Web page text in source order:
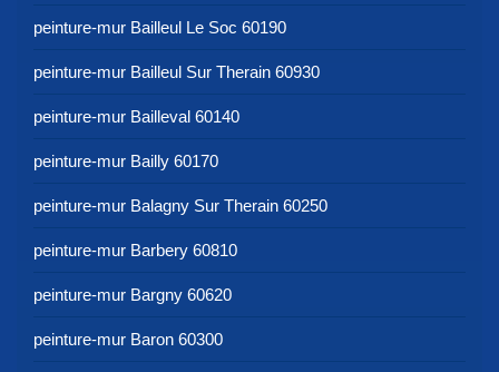
peinture-mur Bailleul Le Soc 60190
peinture-mur Bailleul Sur Therain 60930
peinture-mur Bailleval 60140
peinture-mur Bailly 60170
peinture-mur Balagny Sur Therain 60250
peinture-mur Barbery 60810
peinture-mur Bargny 60620
peinture-mur Baron 60300